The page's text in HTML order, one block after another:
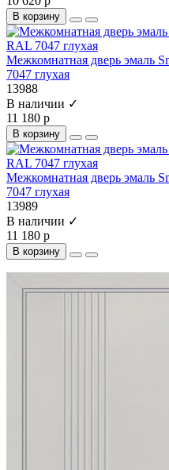
В корзину
Межкомнатная дверь эмаль
7047 глухая
13988
В наличии ✓
11 180 р
В корзину
Межкомнатная дверь эмаль
7047 глухая
13989
В наличии ✓
11 180 р
В корзину